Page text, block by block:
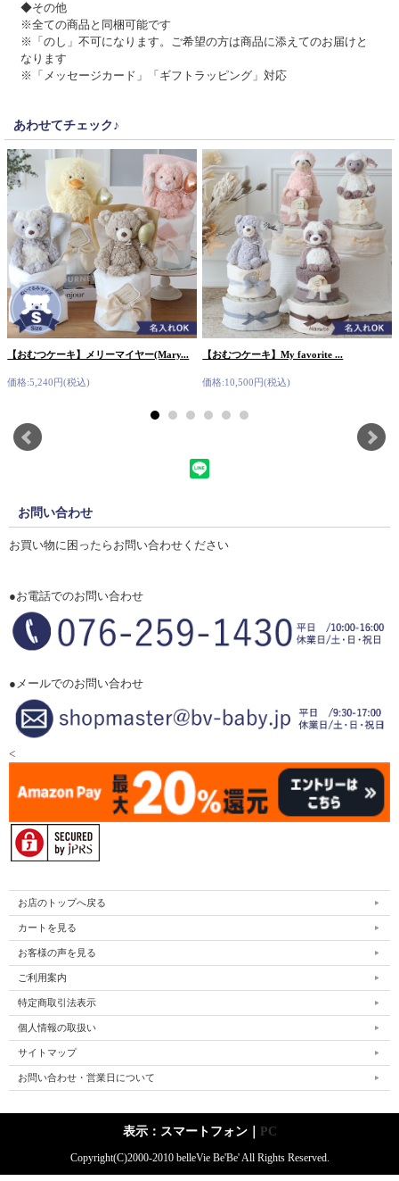
◆その他
※全ての商品と同梱可能です
※「のし」不可になります。ご希望の方は商品に添えてのお届けと
なります
※「メッセージカード」「ギフトラッピング」対応
あわせてチェック♪
【おむつケーキ】メリーマイヤー(Mary...
価格:5,240円(税込)
【おむつケーキ】My favorite ...
価格:10,500円(税込)
お問い合わせ
お買い物に困ったらお問い合わせください
●お電話でのお問い合わせ
●メールでのお問い合わせ
<
お店のトップへ戻る
カートを見る
お客様の声を見る
ご利用案内
特定商取引法表示
個人情報の取扱い
サイトマップ
お問い合わせ・営業日について
表示：スマートフォン｜ PC
Copyright(C)2000-2010 belleVie Be'Be' All Rights Reserved.